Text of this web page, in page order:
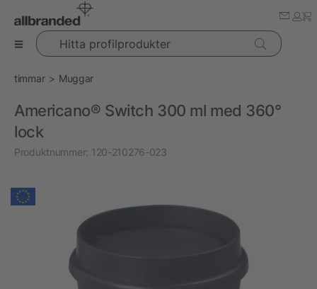
Hitta profilprodukter
timmar Muggar
Americano® Switch 300 ml med 360°
lock
Produktnummer: 120-210276-023